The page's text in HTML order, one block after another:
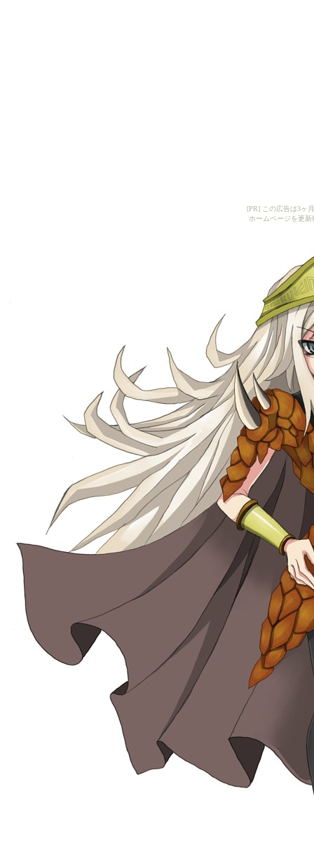
[PR] この広告は3ヶ
ホームページを更